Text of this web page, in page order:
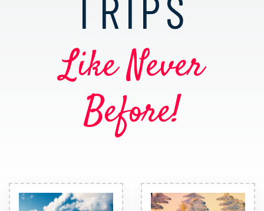
Like Never
Before!